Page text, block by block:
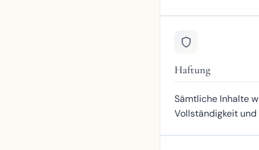
Haftung
Sämtliche Inhalte
Vollständigkeit